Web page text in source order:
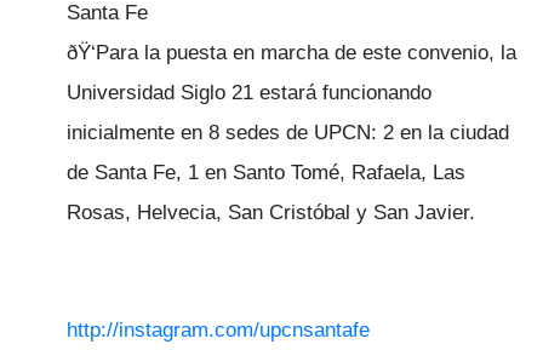
Santa Fe
ðŸ‘Para la puesta en marcha de este convenio, la
Universidad Siglo 21 estará funcionando
inicialmente en 8 sedes de UPCN: 2 en la ciudad
de Santa Fe, 1 en Santo Tomé, Rafaela, Las
Rosas, Helvecia, San Cristóbal y San Javier.
http://instagram.com/upcnsantafe